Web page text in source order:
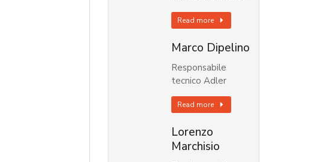
Read more
Marco Dipelino
Responsabile
tecnico Adler
Read more
Lorenzo
Marchisio